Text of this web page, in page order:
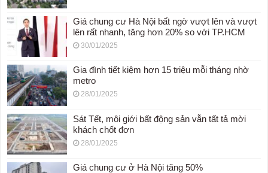
Giá chung cư Hà Nội bất ngờ vượt lên và vượt
lên rất nhanh, tăng hơn 20% so với TP.HCM
30/01/2025
Gia đình tiết kiệm hơn 15 triệu mỗi tháng nhờ
metro
28/01/2025
Sát Tết, môi giới bất động sản vẫn tất tả mời
khách chốt đơn
28/01/2025
Giá chung cư ở Hà Nội tăng 50%